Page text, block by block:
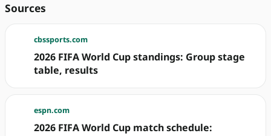
Sources
cbssports.com
2026 FIFA World Cup standings: Group stage
table, results
espn.com
2026 FIFA World Cup match schedule: